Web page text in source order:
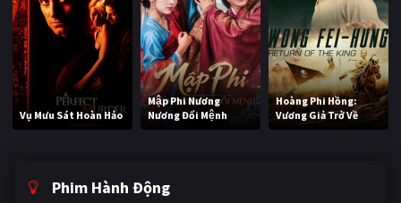
Vụ Mưu Sát Hoàn Hảo
Mập Phi Nương
Nương Đổi Mệnh
Hoàng Phi Hồng:
Vương Giả Trở Về
Phim Hành Động